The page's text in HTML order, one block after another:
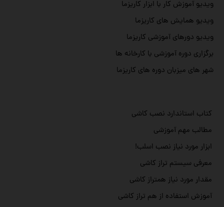
ویدیو آموزش کار با ابزار کاریزما
ویدیو همایش های کاریزما
ویدیو دورهای آموزشی کاریزما
برگزاری دوره آموزشی با کارخانه ها
شهر های میزبان دوره های کاریزما
کتاب استاندارد نصب کاشی
مطالب مهم آموزشی
ابزار مورد نیاز نصب اسلب!
معرفی سیستم تراز کاشی
مقدار مورد نیاز همتراز کاشی
آموزش استفاده از هم تراز کاشی